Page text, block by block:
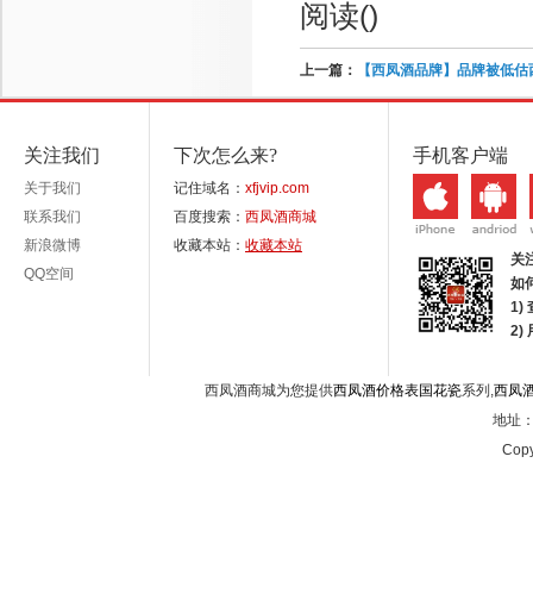
阅读()
上一篇： 【西凤酒品牌】品牌被低
关注我们
关于我们
联系我们
新浪微博
QQ空间
下次怎么来?
记住域名： xfjvip.com
百度搜索： 西凤酒商城
收藏本站： 收藏本站
手机客户端
关
如
1)
2)
西凤酒商城为您提供西凤酒价格表国花瓷系列,西凤
地址